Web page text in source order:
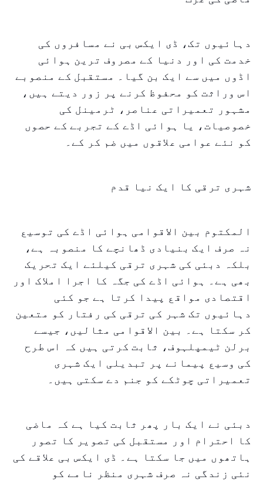
دہائیوں تک، ڈی ایکس بی نے مسافروں کی
خدمت کی اور دنیا کے مصروف ترین ہوائی
اڈوں میں سے ایک بن گیا۔ مستقبل کے منصوبے
اس وراثت کو محفوظ کرنے پر زور دیتے ہیں،
مشہور تعمیراتی عناصر، ٹرمینل کی
خصوصیات، یا ہوائی اڈے کے تجربے کے حصوں
کو نئے عوامی علاقوں میں ضم کر کے۔
شہری ترقی کا ایک نیا قدم
المکتوم بین الاقوامی ہوائی اڈے کی توسیع
نہ صرف ایک بنیادی ڈھانچے کا منصوبہ ہے،
بلکہ دبئی کی شہری ترقی کیلئے ایک تحریک
بھی ہے۔ ہوائی اڈے کی جگہ کا اجرا املاک اور
اقتصادی مواقع پیدا کرتا ہے جو کئی
دہائیوں تک شہر کی ترقی کی رفتار کو متعین
کر سکتا ہے۔ بین الاقوامی مثالیں، جیسے
برلن ٹیمپلہوف، ثابت کرتی ہیں کہ اس طرح
کی وسیع پیمانے پر تبدیلی ایک شہری
تعمیراتی چوٹکے کو جنم دے سکتی ہیں۔
دبئی نے ایک بار پھر ثابت کیا ہے کہ ماضی
کا احترام اور مستقبل کی تصویر کا تصور
ہاتھوں میں جا سکتا ہے۔ ڈی ایکس بی علاقے کی
نئی زندگی نہ صرف شہری منظر نامے کو